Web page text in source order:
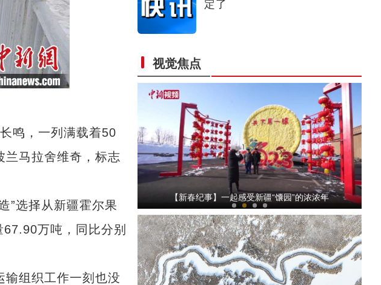
鸣，一列满载着50
兰马拉舍维奇，标志
选择从新疆霍尔果
万吨，同比分别
组织工作一刻也没
定了
视觉焦点
【新春纪事】游客在新疆雪场享受“冰雪假期
【新春纪事】一起感受新疆“馕园”的浓浓年